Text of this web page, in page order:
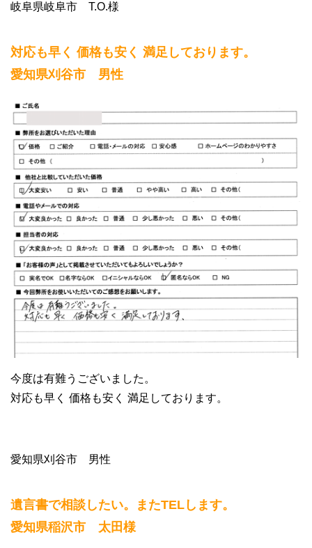
岐阜県岐阜市 T.O.様
対応も早く 価格も安く 満足しております。
愛知県刈谷市 男性
今度は有難うございました。
対応も早く 価格も安く 満足しております。
愛知県刈谷市 男性
遺言書で相談したい。またTELします。
愛知県稲沢市 太田様